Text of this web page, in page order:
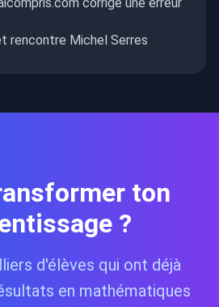
rencontre Michel Serres
ton
?
d'élèves qui ont déjà
en mathématiques